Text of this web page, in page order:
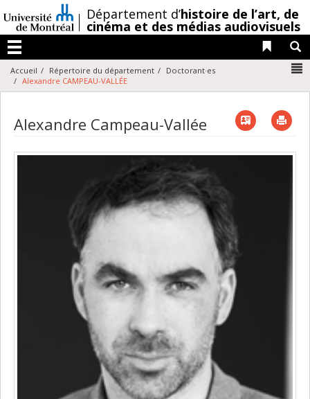
au
contenu
/Département d’histoire de l’art, de
cinéma et des médias audiovisuels
Menu
Liens
Accueil Répertoire du département
Doctorant·es
Alexandre CAMPEAU-VALLÉE
Alexandre Campeau-Vallée Vcard